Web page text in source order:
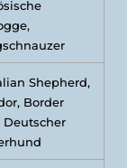
Shepherd,
Border
Deutscher